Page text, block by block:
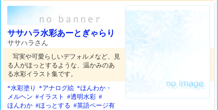
ササハラ水彩あーとぎゃらり
ササハラさん
写実や可愛らしいデフォルメなど、見
る人がほっとするような、温かみのあ
る水彩イラスト集です。
*水彩塗り
*アナログ絵 *ほんわか・
メルヘン #イラスト #透明水彩 #
ほんわか #ほっとする #英語ページ有